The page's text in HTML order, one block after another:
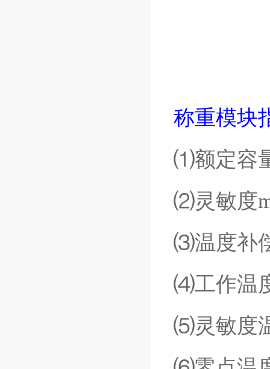
称重模块
⑴额定容
⑵灵敏度
⑶温度补
⑷工作温
⑸灵敏度